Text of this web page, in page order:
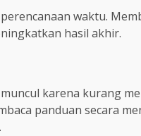
waktu.
hasil akhir.
karena kurang
panduan secara